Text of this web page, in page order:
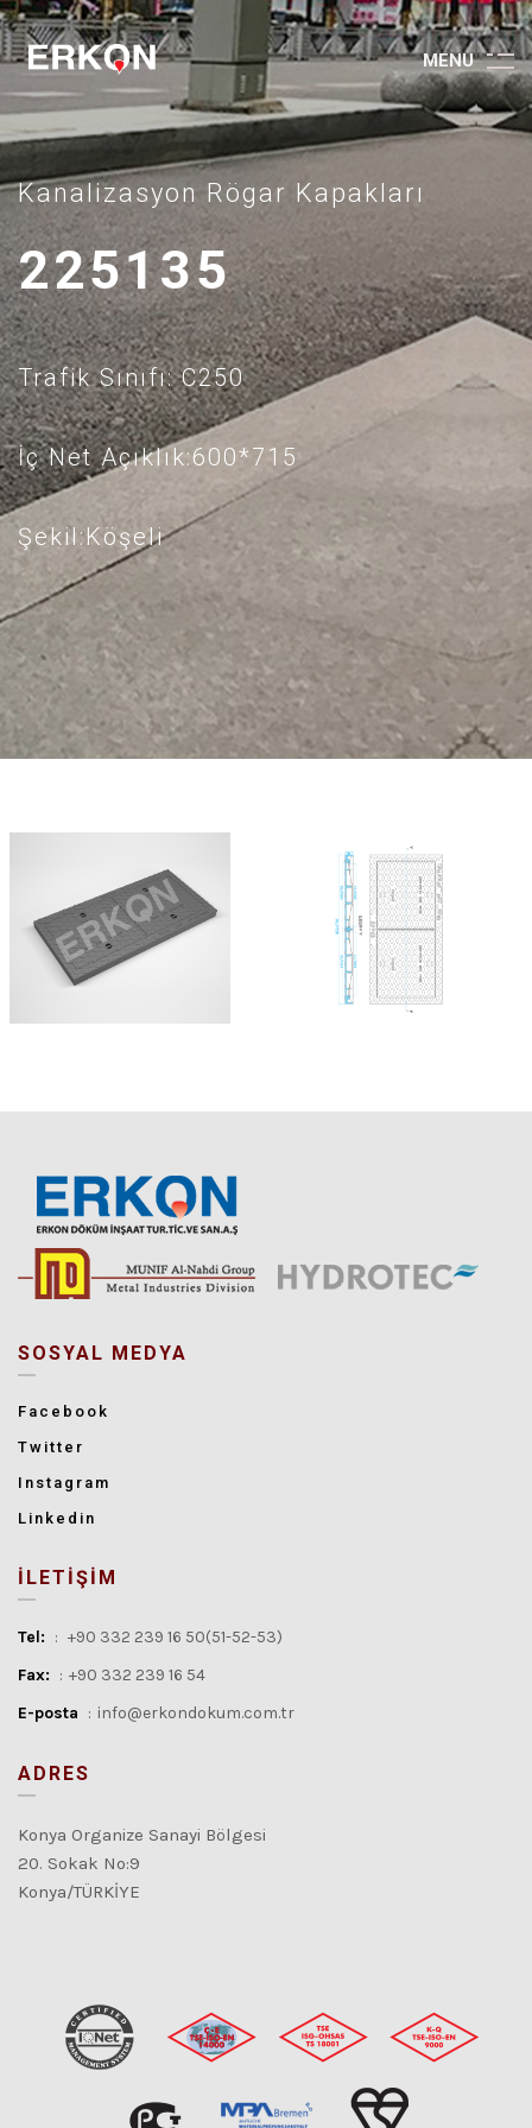
MENU
Kanalizasyon Rögar Kapakları
225135
Trafik Sınıfı: C250
İç Net Açıklık:600*715
Şekil:Köşeli
SOSYAL MEDYA
Facebook
Twitter
Instagram
Linkedin
İLETİŞİM
Tel: : +90 332 239 16 50(51-52-53)
Fax: : +90 332 239 16 54
E-posta : info@erkondokum.com.tr
ADRES
Konya Organize Sanayi Bölgesi
20. Sokak No:9
Konya/TÜRKİYE